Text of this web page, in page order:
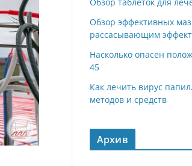
Обзор эффективных
рассасывающим
Насколько опасен
45
Как лечить вирус
методов и средств
Архив